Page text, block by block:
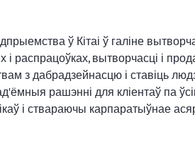
ў Кітаі ў галіне
і распрацоўках, вытворчасці і
з дабрадзейнасцю і ставіць
рашэнні для кліентаў па
і ствараючы карпаратыўнае